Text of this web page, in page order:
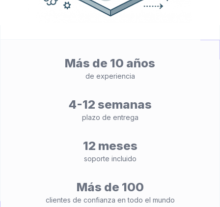
Más de 10 años
de experiencia
4-12 semanas
plazo de entrega
12 meses
soporte incluido
Más de 100
clientes de confianza en todo el mundo